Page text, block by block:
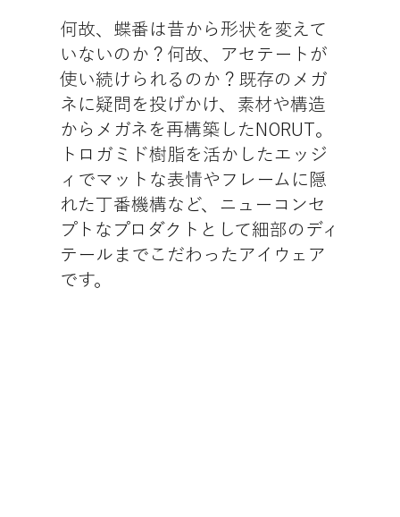
何故、蝶番は昔から形状を変えて
いないのか？何故、アセテートが
使い続けられるのか？既存のメガ
ネに疑問を投げかけ、素材や構造
からメガネを再構築したNORUT。
トロガミド樹脂を活かしたエッジ
ィでマットな表情やフレームに隠
れた丁番機構など、ニューコンセ
プトなプロダクトとして細部のディ
テールまでこだわったアイウェア
です。